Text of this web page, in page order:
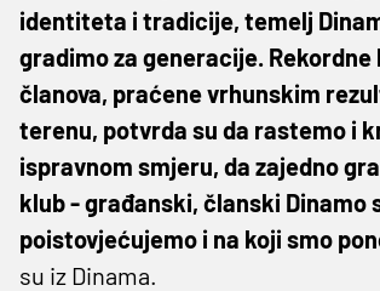
identiteta i tradicije, temelj
gradimo za generacije. Rekordne
članova, praćene vrhunskim
terenu, potvrda su da rastemo i
ispravnom smjeru, da zajedno
klub - građanski, članski Dinamo
poistovjećujemo i na koji smo
su iz Dinama.